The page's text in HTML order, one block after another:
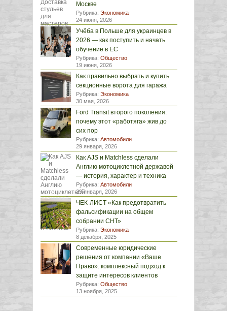
Москве
Рубрика: Экономика
24 июня, 2026
Учёба в Польше для украинцев в
2026 — как поступить и начать
обучение в ЕС
Рубрика: Общество
19 июня, 2026
Как правильно выбрать и купить
секционные ворота для гаража
Рубрика: Экономика
30 мая, 2026
Ford Transit второго поколения:
почему этот «работяга» жив до
сих пор
Рубрика: Автомобили
29 января, 2026
Как AJS и Matchless сделали
Англию мотоциклетной державой
— история, характер и техника
Рубрика: Автомобили
29 января, 2026
ЧЕК-ЛИСТ «Как предотвратить
фальсификации на общем
собрании СНТ»
Рубрика: Экономика
8 декабря, 2025
Современные юридические
решения от компании «Ваше
Право»: комплексный подход к
защите интересов клиентов
Рубрика: Общество
13 ноября, 2025